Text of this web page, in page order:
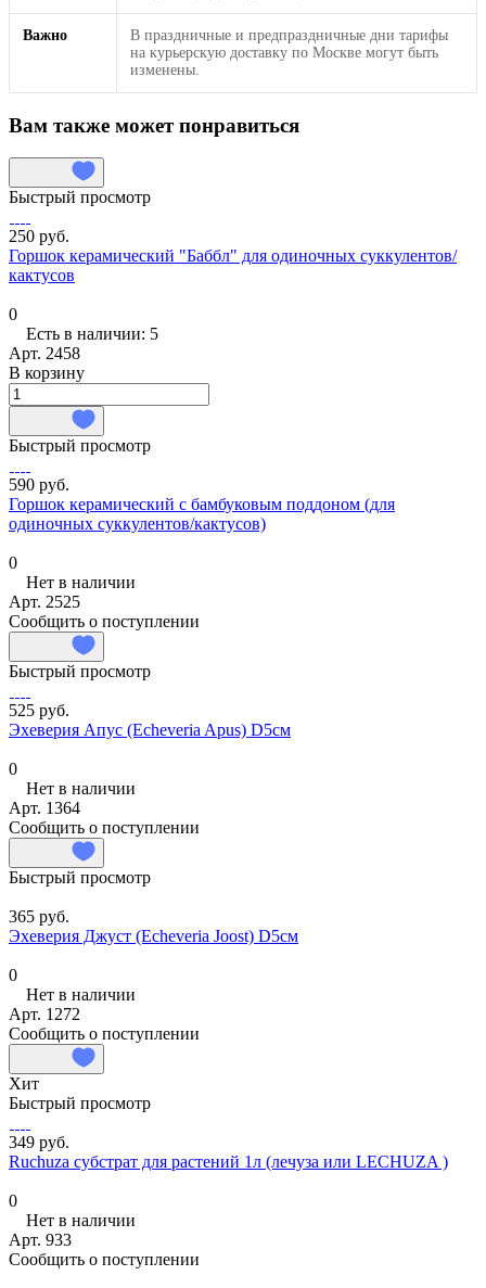
Важно
В праздничные и предпраздничные дни тарифы
на курьерскую доставку по Москве могут быть
изменены.
Вам также может понравиться
Быстрый просмотр
250 руб.
Горшок керамический "Баббл" для одиночных суккулентов/
кактусов
0
Есть в наличии: 5
Арт. 2458
В корзину
Быстрый просмотр
590 руб.
Горшок керамический с бамбуковым поддоном (для
одиночных суккулентов/кактусов)
0
Нет в наличии
Арт. 2525
Сообщить о поступлении
Быстрый просмотр
525 руб.
Эхеверия Апус (Echeveria Apus) D5см
0
Нет в наличии
Арт. 1364
Сообщить о поступлении
Быстрый просмотр
365 руб.
Эхеверия Джуст (Echeveria Joost) D5см
0
Нет в наличии
Арт. 1272
Сообщить о поступлении
Хит
Быстрый просмотр
349 руб.
Ruchuza субстрат для растений 1л (лечуза или LECHUZA )
0
Нет в наличии
Арт. 933
Сообщить о поступлении